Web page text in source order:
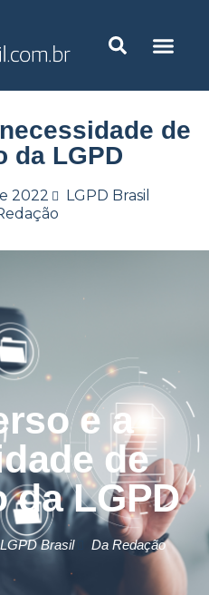
de
da LGPD
2022
LGPD Brasil
e a
de
da LGPD
LGPD Brasil Da Redação